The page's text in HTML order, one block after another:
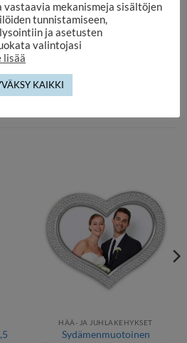
HÄÄ- JA JUHLAKEHYKSET
Sydämenmuotoinen
vastaavia mekanismeja sisältöjen
tunnistamiseen,
ja asetusten
valintojasi
lisää
KAIKKI